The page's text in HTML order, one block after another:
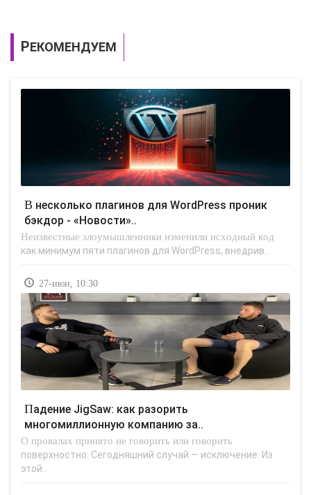
РЕКОМЕНДУЕМ
В несколько плагинов для WordPress проник
бэкдор - «Новости»..
Неизвестные злоумышленники изменили исходный код
как минимум пяти плагинов для WordPress, внедрив..
27-июн, 10:30
Падение JigSaw: как разорить
многомиллионную компанию за..
О провалах принято не говорить или говорить
поверхностно. Сегодняшний случай — исключение. Из
этой..